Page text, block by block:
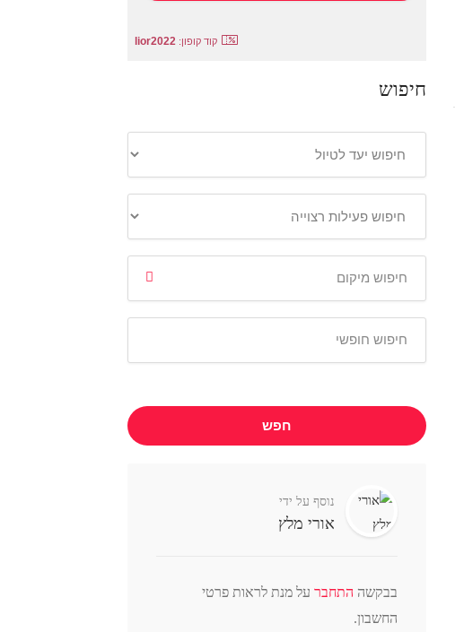
קוד קופון: lior2022
חיפוש
חפש
נוסף על ידי
אורי מלץ
בבקשה התחבר על מנת לראות פרטי
החשבון.